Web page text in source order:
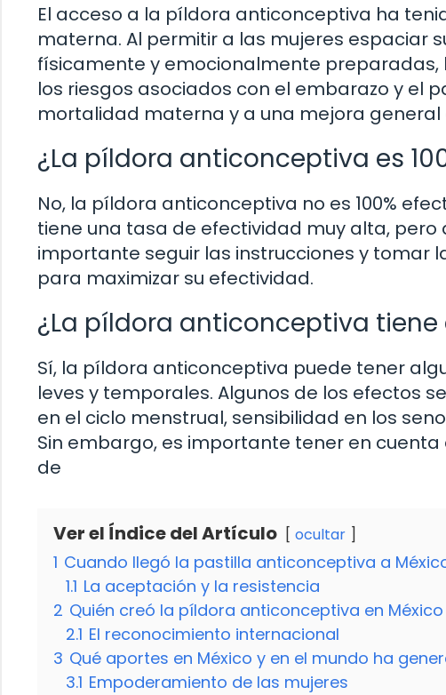
El acceso a la píldora anticonceptiva ha
materna. Al permitir a las mujeres espaciar
físicamente y emocionalmente
los riesgos asociados con el embarazo y el
mortalidad materna y a una mejora general
¿La píldora anticonceptiva es
No, la píldora anticonceptiva no es 100%
tiene una tasa de efectividad muy alta, pero
importante seguir las instrucciones y tomar
para maximizar su efectividad.
¿La píldora anticonceptiva
Sí, la píldora anticonceptiva puede tener
leves y temporales. Algunos de los efectos
en el ciclo menstrual, sensibilidad en los
Sin embargo, es importante tener en
de
Ver el Índice del Artículo ocultar
1 Cuando llegó la pastilla anticonceptiva a
1.1 La aceptación y la resistencia
2 Quién creó la píldora anticonceptiva en México
2.1 El reconocimiento internacional
3 Qué aportes en México y en el mundo ha
3.1 Empoderamiento de las mujeres